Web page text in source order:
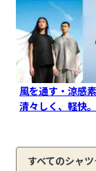
風を通す・涼感
清々しく、軽快。
すべてのシャツ